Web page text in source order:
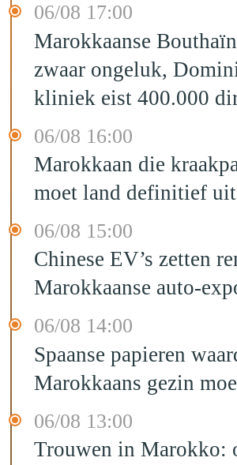
06/08 17:00
Marokkaanse
zwaar ongeluk,
kliniek eist 400.000
06/08 16:00
Marokkaan die
moet land definitief uit
06/08 15:00
Chinese EV’s zetten
Marokkaanse auto-
06/08 14:00
Spaanse papieren
Marokkaans gezin
06/08 13:00
Trouwen in Marokko: